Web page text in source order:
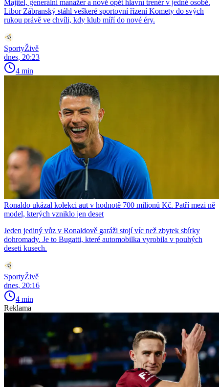
Majitel, generální manažer a nově opět hlavní trenér v jedné osobě.
Libor Zábranský stáhl veškeré sportovní řízení Komety do svých
rukou právě ve chvíli, kdy klub míří do nové éry.
SportyŽivě
dnes, 20:23
4 min
Ronaldo ukázal kolekci aut v hodnotě 700 milionů Kč. Patří mezi ně
model, kterých vzniklo jen deset
Jeden jediný vůz v Ronaldově garáži stojí víc než zbytek sbírky
dohromady. Je to Bugatti, které automobilka vyrobila v pouhých
deseti kusech.
SportyŽivě
dnes, 20:16
4 min
Reklama